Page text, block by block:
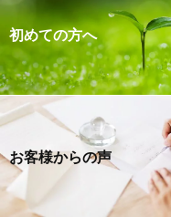
初めての方へ
お客様からの声